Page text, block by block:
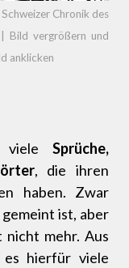
Chronik des
| Bild vergrößern und
anklicken
viele Sprüche,
, die ihren
haben. Zwar
ist, aber
mehr. Aus
hierfür viele